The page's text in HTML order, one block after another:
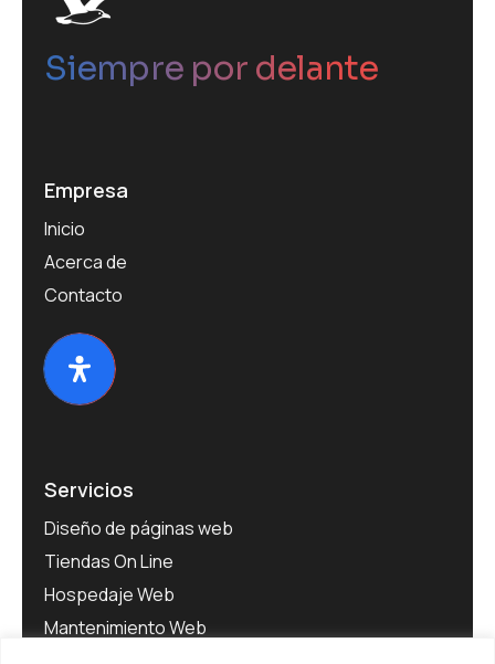
Siempre por delante
Empresa
Inicio
Acerca de
Contacto
Servicios
Diseño de páginas web
Tiendas On Line
Hospedaje Web
Mantenimiento Web